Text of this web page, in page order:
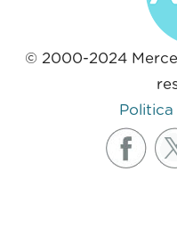
© 2000-2024
Politica